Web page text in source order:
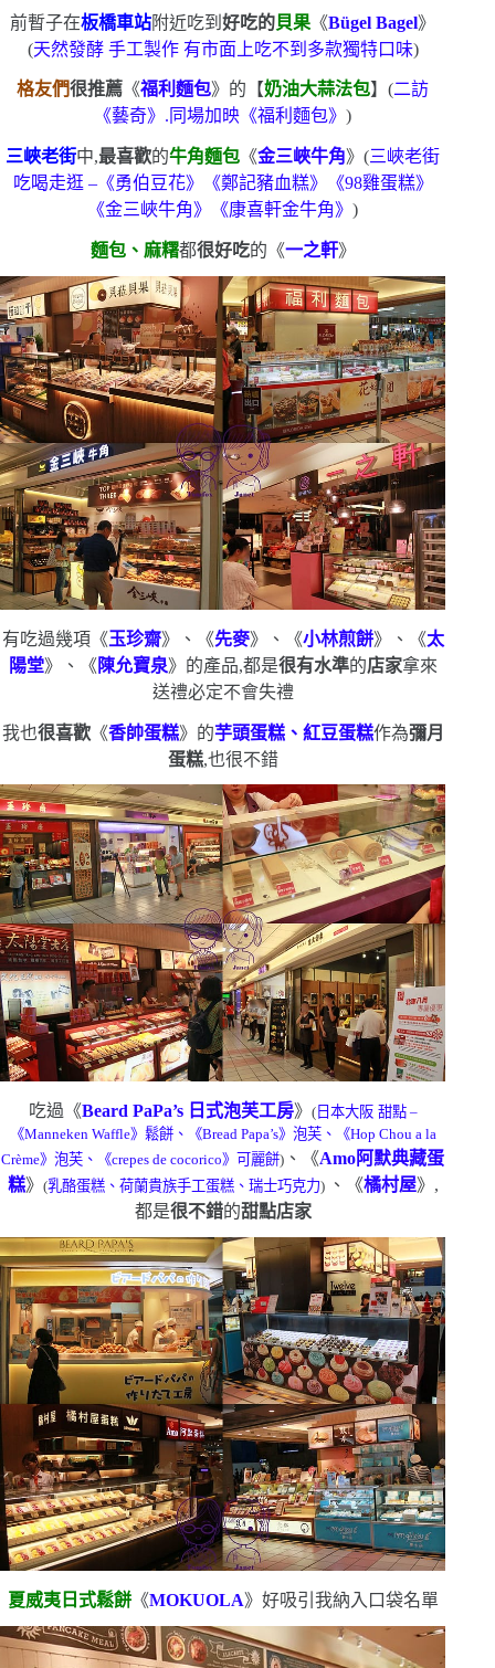
前暫子在板橋車站附近吃到好吃的貝果 《Bügel Bagel》
(天然發酵 手工製作 有市面上吃不到多款獨特口味)
格友們很推薦 《福利麵包》的【奶油大蒜法包】(二訪
《藝奇》.同場加映《福利麵包》)
三峽老街中,最喜歡的牛角麵包 《金三峽牛角》(三峽老街
吃喝走逛–《勇伯豆花》《鄭記豬血糕》《98雞蛋糕》
《金三峽牛角》《康喜軒金牛角》)
麵包、麻糬都很好吃的《一之軒》
有吃過幾項《玉珍齋》、《先麥》、《小林煎餅》、《太
陽堂》、《 陳允寶泉》的產品,都是很有水準的店家拿來
送禮必定不會失禮
我也很喜歡《香帥蛋糕》的芋頭蛋糕、紅豆蛋糕作為彌月
蛋糕,也很不錯
吃過《Beard PaPa’s 日式泡芙工房》 (日本大阪 甜點–
《Manneken Waffle》鬆餅、《Bread Papa’s》泡芙、《Hop Chou a la
Crème》泡芙、《crepes de cocorico》可麗餅) 、《Amo阿默典藏蛋
糕》 (乳酪蛋糕、荷蘭貴族手工蛋糕、瑞士巧克力) 、《橘村屋》,
都是很不錯的甜點店家
夏威夷日式鬆餅《MOKUOLA》好吸引我納入口袋名單